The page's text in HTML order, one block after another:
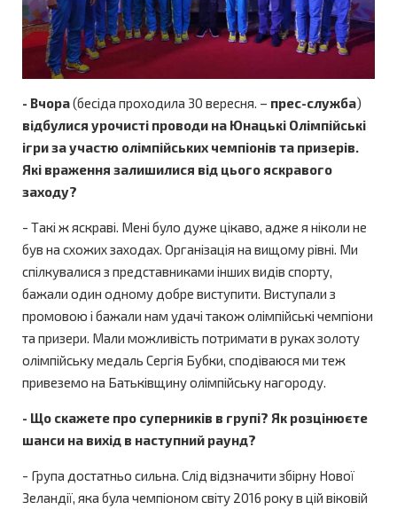
- Вчора(бесіда проходила 30 вересня. – прес-служба)
відбулися урочисті проводи на Юнацькі Олімпійські
ігри за участю олімпійських чемпіонів та призерів.
Які враження залишилися від цього яскравого
заходу?
- Такі ж яскраві. Мені було дуже цікаво, адже я ніколи не
був на схожих заходах. Організація на вищому рівні. Ми
спілкувалися з представниками інших видів спорту,
бажали один одному добре виступити. Виступали з
промовою і бажали нам удачі також олімпійські чемпіони
та призери. Мали можливість потримати в руках золоту
олімпійську медаль Сергія Бубки, сподіваюся ми теж
привеземо на Батьківщину олімпійську нагороду.
- Що скажете про суперників в групі? Як розцінюєте
шанси на вихід в наступний раунд?
- Група достатньо сильна. Слід відзначити збірну Нової
Зеландії, яка була чемпіоном світу 2016 року в цій віковій